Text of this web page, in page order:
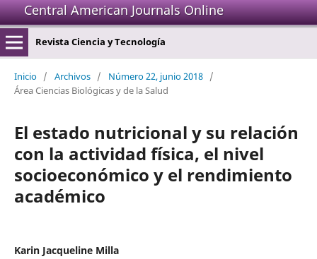
Central American Journals Online
Revista Ciencia y Tecnología
Inicio / Archivos / Número 22, junio 2018 /
Área Ciencias Biológicas y de la Salud
El estado nutricional y su relación
con la actividad física, el nivel
socioeconómico y el rendimiento
académico
Karin Jacqueline Milla